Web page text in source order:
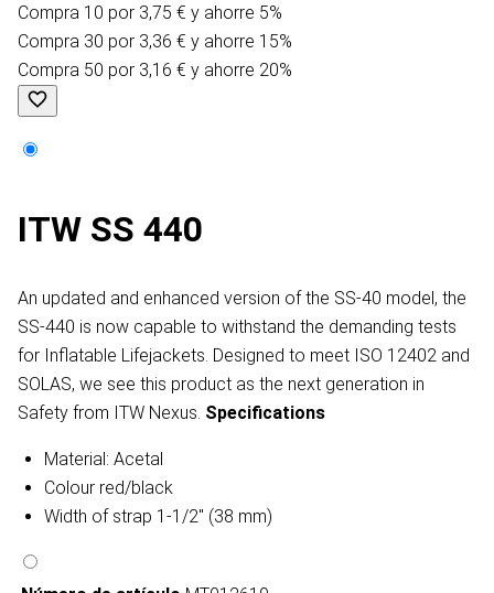
Compra 10 por 3,75 € y ahorre 5%
Compra 30 por 3,36 € y ahorre 15%
Compra 50 por 3,16 € y ahorre 20%
ITW SS 440
An updated and enhanced version of the SS-40 model, the
SS-440 is now capable to withstand the demanding tests
for Inflatable Lifejackets. Designed to meet ISO 12402 and
SOLAS, we see this product as the next generation in
Safety from ITW Nexus. Specifications
Material: Acetal
Colour red/black
Width of strap 1-1/2" (38 mm)